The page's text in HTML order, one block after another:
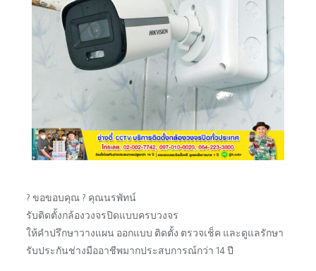
? ขอขอบคุณ ? คุณนรพัทน์
รับติดตั้งกล้องวงจรปิดแบบครบวงจร
ให้คำปรึกษาวางแผน ออกแบบ ติดตั้ง ตรวจเช็ค และดูแลรักษา
รับประกันช่างมืออาชีพมากประสบการณ์กว่า 14 ปี